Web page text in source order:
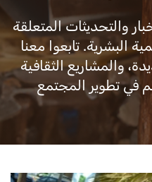
والتحديثات المتعلقة
البشرية. تابعوا معنا
والمشاريع الثقافية
في تطوير المجتمع